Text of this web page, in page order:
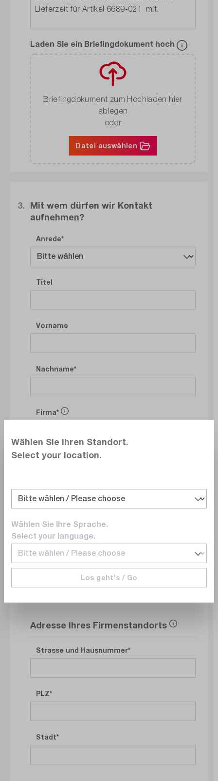
Laden Sie ein Briefingdokument hoch
Briefingdokument zum Hochladen hier
ablegen
oder
Datei auswählen
Mit wem dürfen wir Kontakt
aufnehmen?
3.
Anrede
Titel
Vorname
Nachname
Firma
Abteilung
Telefonnummer
Adresse Ihres Firmenstandorts
Strasse und Hausnummer
PLZ
Stadt
Wählen Sie Ihren Standort.
Select your location.
Wählen Sie Ihre Sprache.
Select your language.
Los geht's / Go